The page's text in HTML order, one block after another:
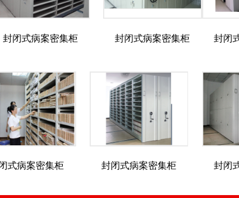
封闭式病案密集柜 封闭式病案密集柜
封闭
式病案密集柜 封闭式病案密集柜 封闭